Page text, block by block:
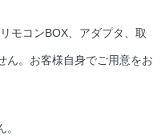
モコンBOX、アダプタ、取
。お客様自身でご用意をお